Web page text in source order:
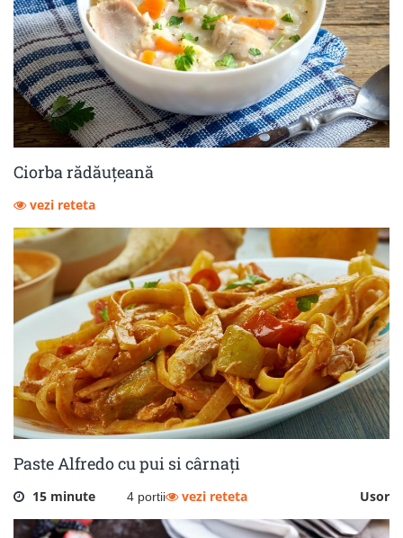
Ciorba rădăuțeană
vezi reteta
Paste Alfredo cu pui si cârnați
15 minute 4 portii Usor
vezi reteta